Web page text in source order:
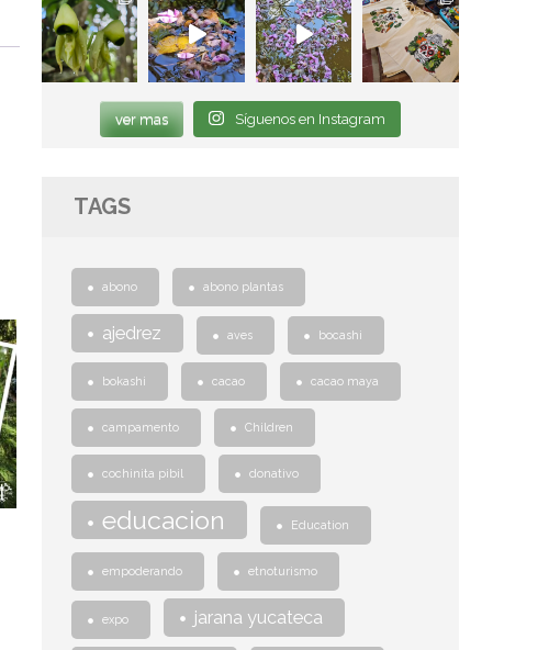
ver mas Síguenos en Instagram
TAGS
abono abono plantas
ajedrez aves bocashi
bokashi cacao cacao maya
campamento Children
cochinita pibil donativo
educacion Education
empoderando etnoturismo
expo jarana yucateca